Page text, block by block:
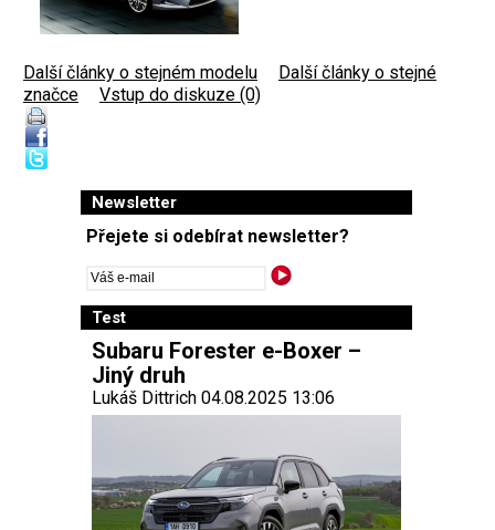
Další články o stejném modelu
Další články o stejné
značce
Vstup do diskuze (0)
Newsletter
Přejete si odebírat newsletter?
Test
Subaru Forester e-Boxer –
Jiný druh
Lukáš Dittrich 04.08.2025 13:06